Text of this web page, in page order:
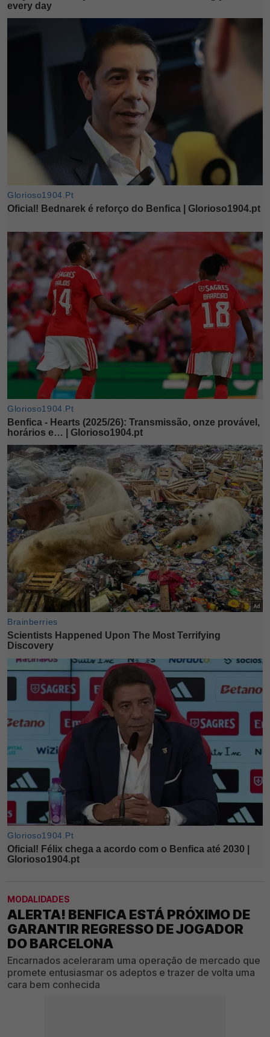
MODALIDADES
ALERTA! BENFICA ESTÁ PRÓXIMO DE
GARANTIR REGRESSO DE JOGADOR
DO BARCELONA
Encarnados aceleraram uma operação de mercado que
promete entusiasmar os adeptos e trazer de volta uma
cara bem conhecida